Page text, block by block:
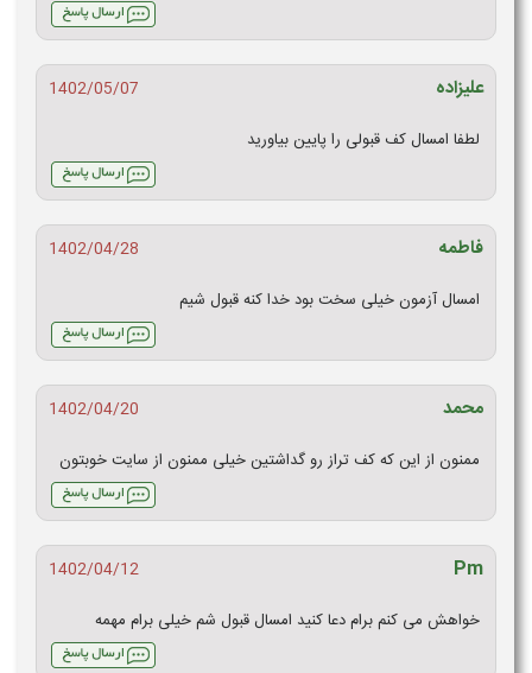
علیزاده
1402/05/07
لطفا امسال کف قبولی را پایین بیاورید
فاطمه
1402/04/28
امسال آزمون خیلی سخت بود خدا کنه قبول شیم
محمد
1402/04/20
ممنون از این که کف تراز رو گداشتین خیلی ممنون از سایت خوبتون
Pm
1402/04/12
خواهش می کنم برام دعا کنید امسال قبول شم خیلی برام مهمه